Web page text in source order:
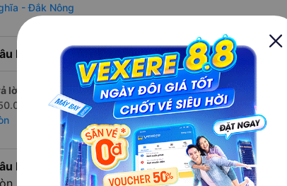
- Đắk Nông
hỏi: Hãng Xe Giường nằm đi Gia Nghĩa - Đắk
lời:
Hãng xe Giường nằm đi Gia Nghĩa - Đắk Nông từ
đồng của nhà xe Nguyên Dịu. Xem danh sách đầy đủ:
hỏi:
Có bao nhiêu nhà xe có Giường nằm đi Gia